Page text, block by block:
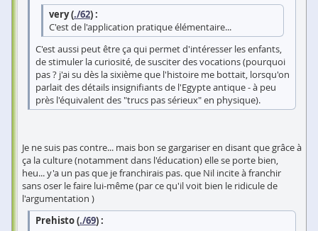
very (./62) :
C'est de l'application pratique élémentaire...
C'est aussi peut être ça qui permet d'intéresser les enfants,
de stimuler la curiosité, de susciter des vocations (pourquoi
pas ? j'ai su dès la sixième que l'histoire me bottait, lorsqu'on
parlait des détails insignifiants de l'Egypte antique - à peu
près l'équivalent des "trucs pas sérieux" en physique).
Je ne suis pas contre... mais bon se gargariser en disant que grâce à
ça la culture (notamment dans l'éducation) elle se porte bien,
heu... y'a un pas que je franchirais pas. que Nil incite à franchir
sans oser le faire lui-même (par ce qu'il voit bien le ridicule de
l'argumentation )
Prehisto (./69) :